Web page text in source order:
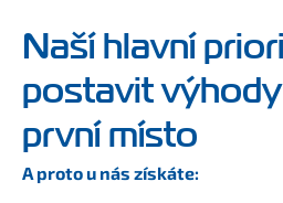
Naší hlavní
postavit
první místo
A proto u nás získáte: